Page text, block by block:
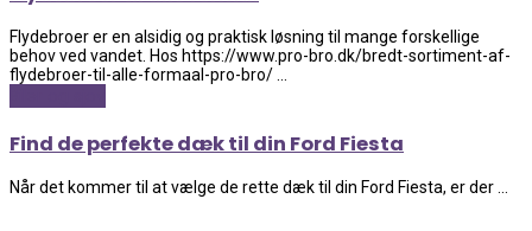
Flydebroer er en alsidig og praktisk løsning til mange forskellige
behov ved vandet. Hos https://www.pro-bro.dk/bredt-sortiment-af-
flydebroer-til-alle-formaal-pro-bro/ ...
Find de perfekte dæk til din Ford Fiesta
Når det kommer til at vælge de rette dæk til din Ford Fiesta, er der ...